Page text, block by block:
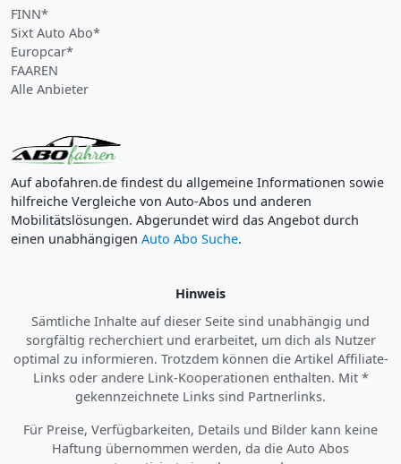
FINN*
Sixt Auto Abo*
Europcar*
FAAREN
Alle Anbieter
Auf abofahren.de findest du allgemeine Informationen sowie
hilfreiche Vergleiche von Auto-Abos und anderen
Mobilitätslösungen. Abgerundet wird das Angebot durch
einen unabhängigen Auto Abo Suche.
Hinweis
Sämtliche Inhalte auf dieser Seite sind unabhängig und
sorgfältig recherchiert und erarbeitet, um dich als Nutzer
optimal zu informieren. Trotzdem können die Artikel Affiliate-
Links oder andere Link-Kooperationen enthalten. Mit *
gekennzeichnete Links sind Partnerlinks.
Für Preise, Verfügbarkeiten, Details und Bilder kann keine
Haftung übernommen werden, da die Auto Abos